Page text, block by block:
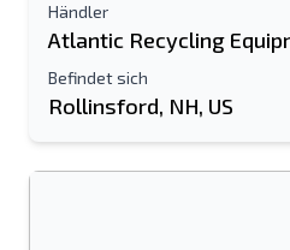
Händler
Atlantic Recycling
Befindet sich
Rollinsford, NH, US